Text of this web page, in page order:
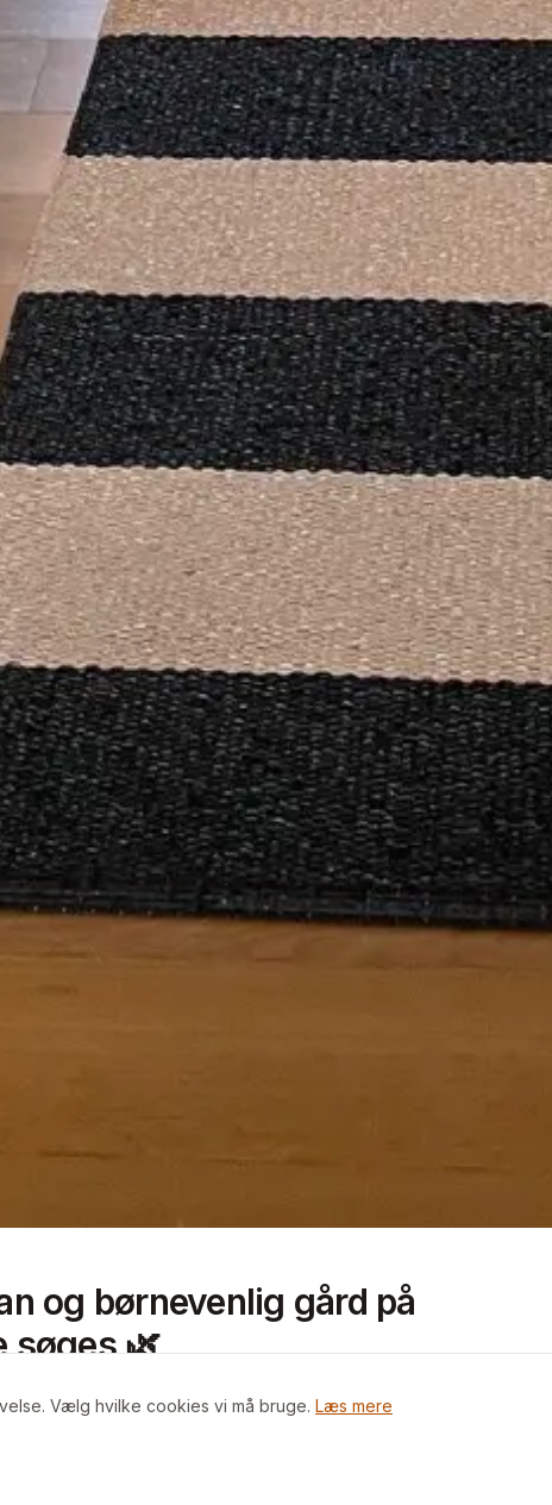
billeder i appen
og børnevenlig gård på
søges 🌿
Vælg hvilke cookies vi må bruge. Læs mere